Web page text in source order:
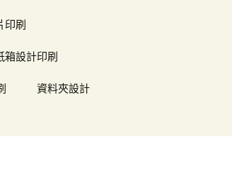
印刷
箱設計印刷
資料夾設計